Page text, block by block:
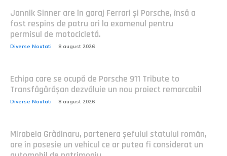
Jannik Sinner are în garaj Ferrari și Porsche, însă a
fost respins de patru ori la examenul pentru
permisul de motocicletă.
Diverse Noutati 8 august 2026
Echipa care se ocupă de Porsche 911 Tribute to
Transfăgărășan dezvăluie un nou proiect remarcabil
Diverse Noutati 8 august 2026
Mirabela Grădinaru, partenera șefului statului român,
are în posesie un vehicul ce ar putea fi considerat un